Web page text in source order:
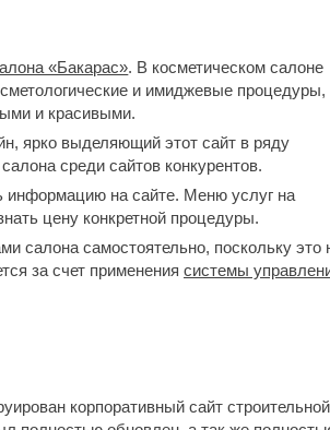
«Бакарас». В косметическом салоне
и имиджевые процедуры,
и красивыми.
ярко выделяющий этот сайт в ряду
среди сайтов конкурентов.
информацию на сайте. Меню услуг на
цену конкретной процедуры.
салона самостоятельно, поскольку это
за счет применения системы
корпоративный сайт строительной